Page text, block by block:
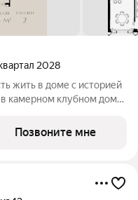
2028
камерном клубном доме
XIX века. Всего
Позвоните мне